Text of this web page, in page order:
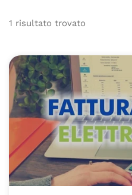
1 risultato trovato